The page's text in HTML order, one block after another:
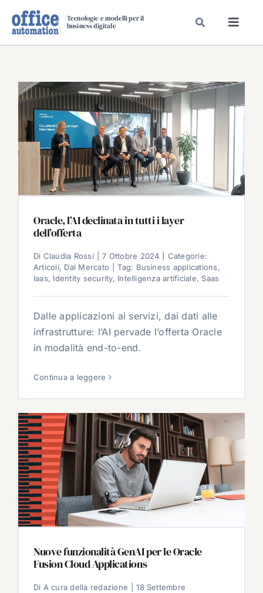
Tecnologie e modelli per il
business digitale
TAVOLE ROTONDE DI REDAZIONE
DAL MERCATO
CARRIERE
EVENTI
Oracle, l’AI declinata in tutti i layer
dell’offerta
Di Claudia Rossi 7 Ottobre 2024
Categorie:
Articoli, Dal Mercato Tag: Business applications,
Iaas, Identity security, Intelligenza artificiale, Saas
Dalle applicazioni ai servizi, dai dati alle
infrastrutture: l’AI pervade l’offerta Oracle
in modalità end-to-end.
Continua a leggere
Nuove funzionalità GenAI per le Oracle
Fusion Cloud Applications
Di A cura della redazione
18 Settembre